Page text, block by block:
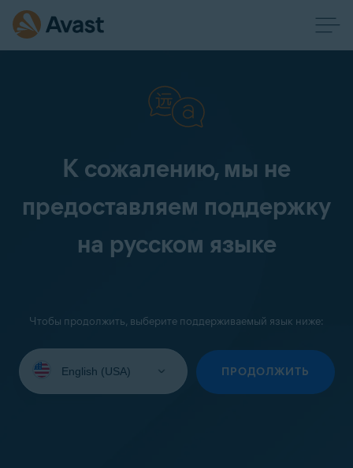
К сожалению, мы не
предоставляем поддержку
на русском языке
Чтобы продолжить, выберите поддерживаемый язык ниже:
язык:
ПРОДОЛЖИТЬ